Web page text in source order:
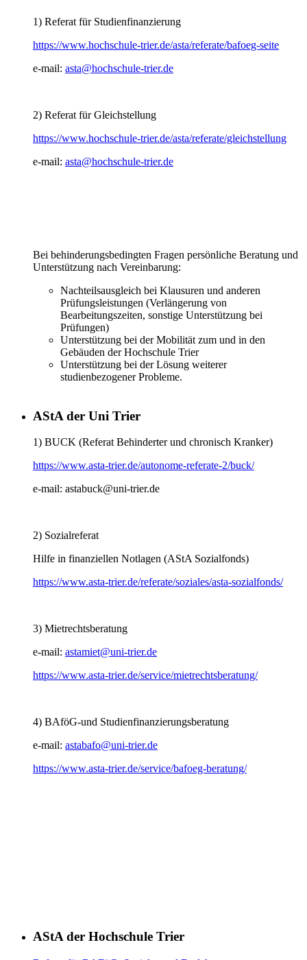
1) Referat für Studienfinanzierung
https://www.hochschule-trier.de/asta/referate/bafoeg-seite
e-mail: asta@hochschule-trier.de
2) Referat für Gleichstellung
https://www.hochschule-trier.de/asta/referate/gleichstellung
e-mail: asta@hochschule-trier.de
Bei behinderungsbedingten Fragen persönliche Beratung und
Unterstützung nach Vereinbarung:
Nachteilsausgleich bei Klausuren und anderen
Prüfungsleistungen (Verlängerung von
Bearbeitungszeiten, sonstige Unterstützung bei
Prüfungen)
Unterstützung bei der Mobilität zum und in den
Gebäuden der Hochschule Trier
Unterstützung bei der Lösung weiterer
studienbezogener Probleme.
AStA der Uni Trier
1) BUCK (Referat Behinderter und chronisch Kranker)
https://www.asta-trier.de/autonome-referate-2/buck/
e-mail: astabuck@uni-trier.de
2) Sozialreferat
Hilfe in finanziellen Notlagen (AStA Sozialfonds)
https://www.asta-trier.de/referate/soziales/asta-sozialfonds/
3) Mietrechtsberatung
e-mail: astamiet@uni-trier.de
https://www.asta-trier.de/service/mietrechtsberatung/
4) BAföG-und Studienfinanzierungsberatung
e-mail: astabafo@uni-trier.de
https://www.asta-trier.de/service/bafoeg-beratung/
AStA der Hochschule Trier